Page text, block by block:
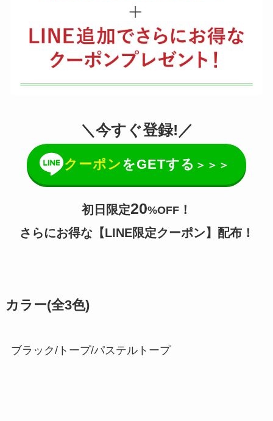
＼今すぐ登録! ／
クーポン をGETする ＞＞＞
初日限定20%OFF ！
さらにお得な【LINE限定クーポン】配布！
カラー(全3色)
ブラック/トープ/パステルトープ